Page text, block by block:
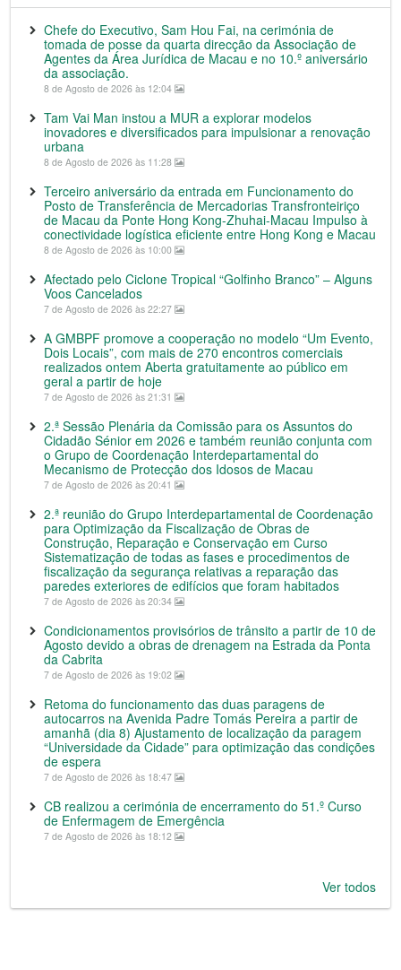
Chefe do Executivo, Sam Hou Fai, na cerimónia de
tomada de posse da quarta direcção da Associação de
Agentes da Área Jurídica de Macau e no 10.º aniversário
da associação.
8 de Agosto de 2026 às 12:04
Tam Vai Man instou a MUR a explorar modelos
inovadores e diversificados para impulsionar a renovação
urbana
8 de Agosto de 2026 às 11:28
Terceiro aniversário da entrada em Funcionamento do
Posto de Transferência de Mercadorias Transfronteiriço
de Macau da Ponte Hong Kong-Zhuhai-Macau Impulso à
conectividade logística eficiente entre Hong Kong e Macau
8 de Agosto de 2026 às 10:00
Afectado pelo Ciclone Tropical “Golfinho Branco” – Alguns
Voos Cancelados
7 de Agosto de 2026 às 22:27
A GMBPF promove a cooperação no modelo “Um Evento,
Dois Locais”, com mais de 270 encontros comerciais
realizados ontem Aberta gratuitamente ao público em
geral a partir de hoje
7 de Agosto de 2026 às 21:31
2.ª Sessão Plenária da Comissão para os Assuntos do
Cidadão Sénior em 2026 e também reunião conjunta com
o Grupo de Coordenação Interdepartamental do
Mecanismo de Protecção dos Idosos de Macau
7 de Agosto de 2026 às 20:41
2.ª reunião do Grupo Interdepartamental de Coordenação
para Optimização da Fiscalização de Obras de
Construção, Reparação e Conservação em Curso
Sistematização de todas as fases e procedimentos de
fiscalização da segurança relativas a reparação das
paredes exteriores de edifícios que foram habitados
7 de Agosto de 2026 às 20:34
Condicionamentos provisórios de trânsito a partir de 10 de
Agosto devido a obras de drenagem na Estrada da Ponta
da Cabrita
7 de Agosto de 2026 às 19:02
Retoma do funcionamento das duas paragens de
autocarros na Avenida Padre Tomás Pereira a partir de
amanhã (dia 8) Ajustamento de localização da paragem
“Universidade da Cidade” para optimização das condições
de espera
7 de Agosto de 2026 às 18:47
CB realizou a cerimónia de encerramento do 51.º Curso
de Enfermagem de Emergência
7 de Agosto de 2026 às 18:12
Ver todos